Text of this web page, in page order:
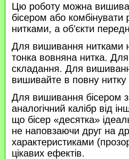
Цю роботу можна
бісером або комбінувати
нитками, а об’єкти
Для вишивання нитками
тонка вовняна нитка.
складання. Для
вишивайте в повну
Для вишивання бісером
аналогічний калібр від
що бісер «десятка»
не наповзаючи друг на
характеристиками
цікавих ефектів.